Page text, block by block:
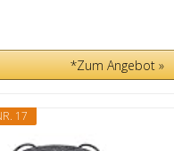
*Zum Angebot »
17